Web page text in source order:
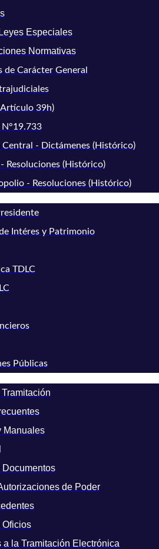
Especiales
Normativas
de Carácter General
39h)
N°19.733
Central - Dictámenes (Histórico)
Resoluciones (Histórico)
- Resoluciones (Histórico)
Intéres y Patrimonio
TDLC
Públicas
Manuales
de Poder
Oficios
a la Tramitación Electrónica